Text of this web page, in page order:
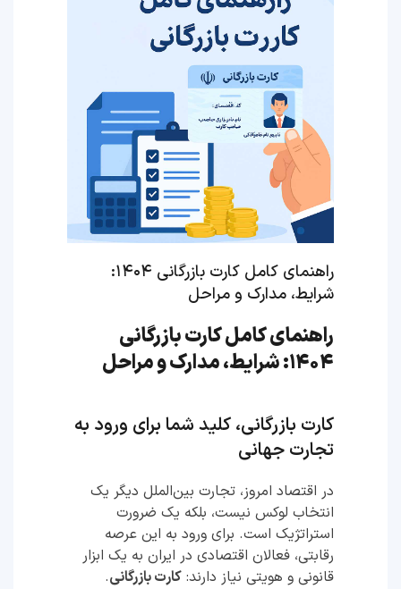
راهنمای کامل کارت بازرگانی ۱۴۰۴:
شرایط، مدارک و مراحل
راهنمای کامل کارت بازرگانی
۱۴۰۴: شرایط، مدارک و مراحل
کارت بازرگانی، کلید شما برای ورود به
تجارت جهانی
در اقتصاد امروز، تجارت بین‌الملل دیگر یک
انتخاب لوکس نیست، بلکه یک ضرورت
استراتژیک است. برای ورود به این عرصه
رقابتی، فعالان اقتصادی در ایران به یک ابزار
قانونی و هویتی نیاز دارند: کارت بازرگانی.